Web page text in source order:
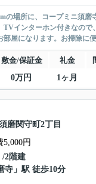
の場所に、コープミニ須
インターホン付きなの
屋になります。お掃除に
敷金/保証金 礼金
0万円 1ヶ月
磨関守町2丁目
円
/2階建
寺 」駅 徒歩10分